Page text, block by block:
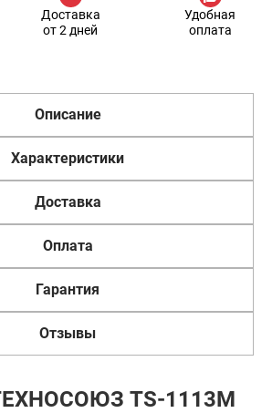
Доставка
от 2 дней
Удобная
оплата
Описание
Характеристики
Доставка
Оплата
Гарантия
Отзывы
TS-1113M